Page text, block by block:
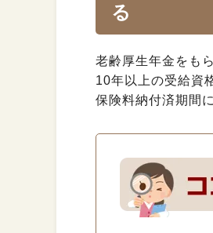
る
老齢厚生年金をも
10年以上の受給資
保険料納付済期間